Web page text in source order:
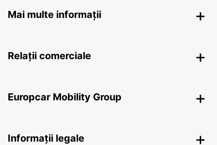
Mai multe informații
Relații comerciale
Europcar Mobility Group
Informații legale